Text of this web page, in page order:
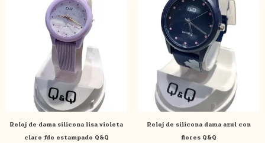
Reloj de dama silicona lisa violeta
claro fdo estampado Q&Q
Reloj de silicona dama azul con
flores Q&Q